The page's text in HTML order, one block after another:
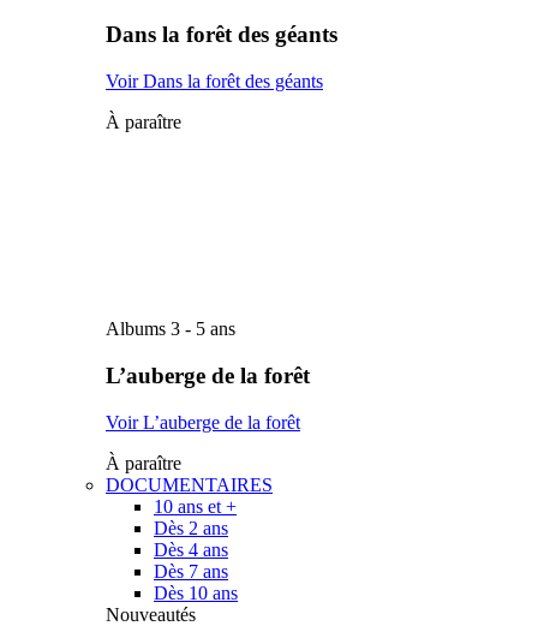
Dans la forêt des géants
Voir Dans la forêt des géants
À paraître
Albums 3 - 5 ans
L’auberge de la forêt
Voir L’auberge de la forêt
À paraître
DOCUMENTAIRES
10 ans et +
Dès 2 ans
Dès 4 ans
Dès 7 ans
Dès 10 ans
Nouveautés